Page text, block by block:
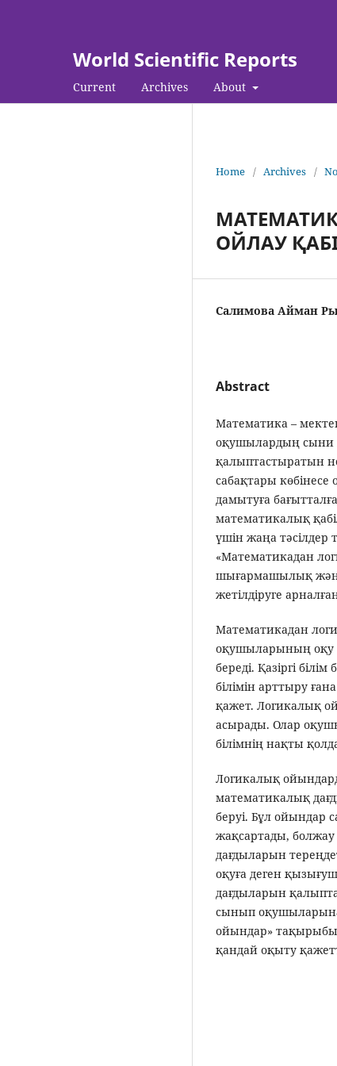
World Scientific Reports
Current Archives About
Home / Archives /
ОЙЛАУ
Салимова Айман
Abstract
Математика – мектеп
оқушылардың сыни
қалыптастыратын
сабақтары
дамытуға
математикалық
үшін жаңа тәсілдер
«Математикадан
шығармашылық
жетілдіруге
Математикадан
оқушыларының оқу
береді. Қазіргі
білімін арттыру
қажет. Логикалық
асырады. Олар
білімнің нақты
Логикалық
математикалық
беруі. Бұл ойындар
жақсартады, болжау
дағдыларын
оқуға деген
дағдыларын
сынып
ойындар»
қандай оқыту